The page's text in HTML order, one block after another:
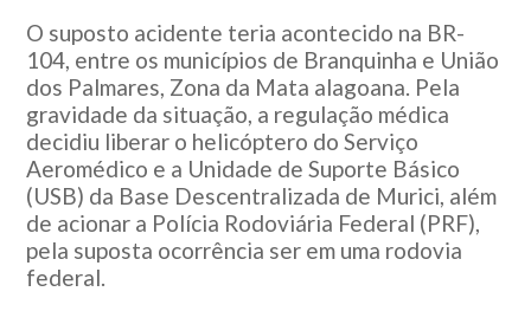
O suposto acidente teria acontecido na BR-
104, entre os municípios de Branquinha e União
dos Palmares, Zona da Mata alagoana. Pela
gravidade da situação, a regulação médica
decidiu liberar o helicóptero do Serviço
Aeromédico e a Unidade de Suporte Básico
(USB) da Base Descentralizada de Murici, além
de acionar a Polícia Rodoviária Federal (PRF),
pela suposta ocorrência ser em uma rodovia
federal.